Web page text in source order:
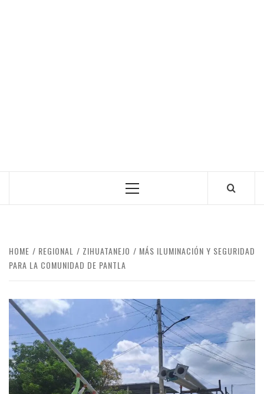
Primary
HOME REGIONAL ZIHUATANEJO
MÁS ILUMINACIÓN Y SEGURIDAD
PARA LA COMUNIDAD DE PANTLA